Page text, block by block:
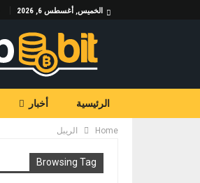
الخميس, أغسطس 6, 2026
الرئيسية أخبار
Home الريبل
Browsing Tag